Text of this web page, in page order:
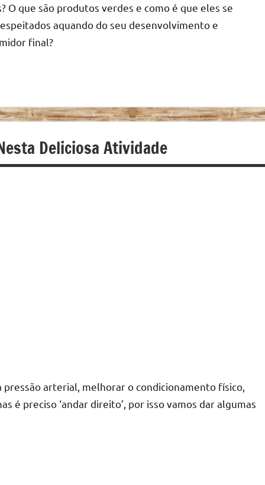
que são produtos verdes e como é que eles se
aquando do seu desenvolvimento e
final?
Deliciosa Atividade
arterial, melhorar o condicionamento físico,
é preciso ‘andar direito’, por isso vamos dar algumas